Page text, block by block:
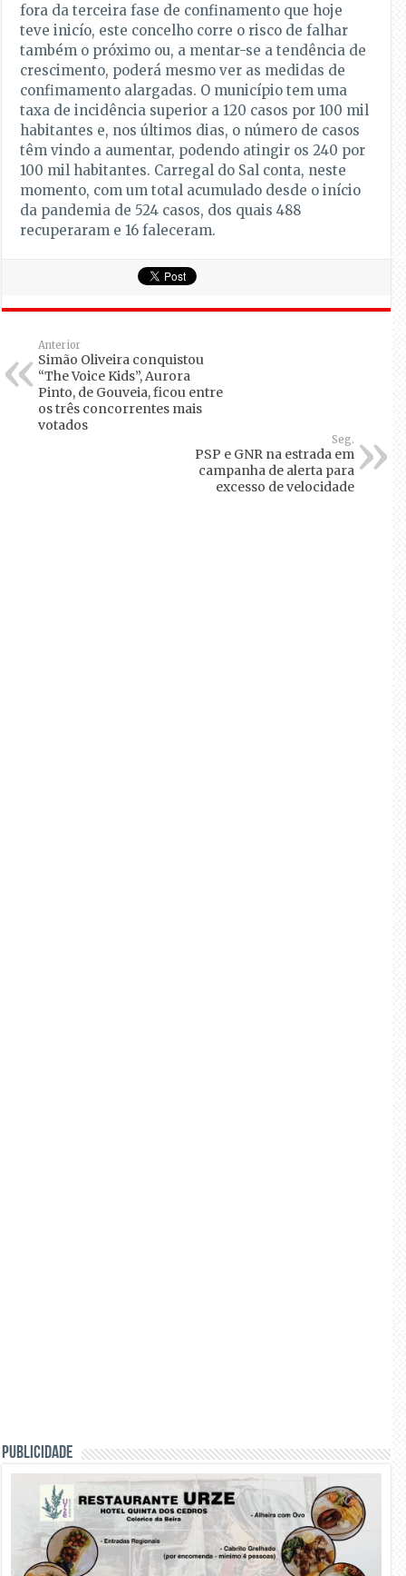
fora da terceira fase de confinamento que hoje
teve inicío, este concelho corre o risco de falhar
também o próximo ou, a mentar-se a tendência de
crescimento, poderá mesmo ver as medidas de
confimamento alargadas. O município tem uma
taxa de incidência superior a 120 casos por 100 mil
habitantes e, nos últimos dias, o número de casos
têm vindo a aumentar, podendo atingir os 240 por
100 mil habitantes. Carregal do Sal conta, neste
momento, com um total acumulado desde o início
da pandemia de 524 casos, dos quais 488
recuperaram e 16 faleceram.
Anterior
Simão Oliveira conquistou
“The Voice Kids”, Aurora
Pinto, de Gouveia, ficou entre
os três concorrentes mais
votados
Seg.
PSP e GNR na estrada em
campanha de alerta para
excesso de velocidade
PUBLICIDADE